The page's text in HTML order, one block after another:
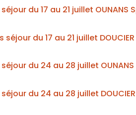
du 17 au 21 juillet OUNANS
du 17 au 21 juillet
du 24 au 28 juillet
du 24 au 28 juillet